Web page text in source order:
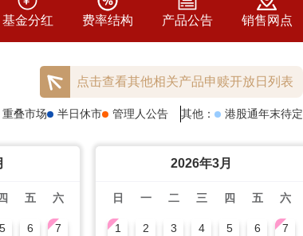
基金分红 费率结构 产品公告 销售网点
点击查看其他相关产品申赎开放日列表
重叠市场 半日休市 管理人公告 其他： 港股通年末待定